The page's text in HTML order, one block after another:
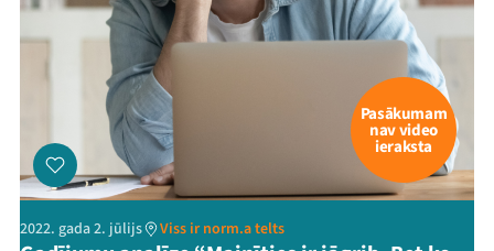
Pasākumam
nav video
ieraksta
2022. gada 2. jūlijs Viss ir norm.a telts